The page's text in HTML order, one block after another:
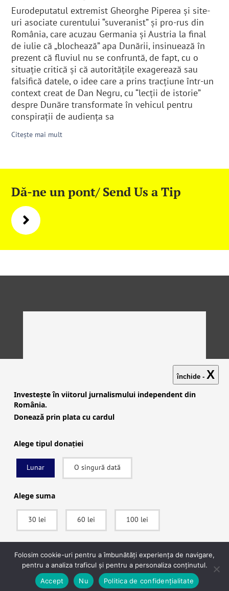
Eurodeputatul extremist Gheorghe Piperea și site-
uri asociate curentului “suveranist” și pro-rus din
România, care acuzau Germania și Austria la final
de iulie că „blochează” apa Dunării, insinuează în
prezent că fluviul nu se confruntă, de fapt, cu o
situație critică și că autoritățile exagerează sau
falsifică datele, o idee care a prins tracțiune într-un
context creat de Dan Negru, cu “lecții de istorie”
despre Dunăre transformate în vehicul pentru
conspirații de audiența sa
Citește mai mult
Dă-ne un pont/ Send Us a Tip
Investigații Știri |Explicative
facebook|instagram x (twitter)|youtube
Politica de confidențialitate|Politica de cookies
© 2022 Context.ro. Toate drepturile rezervate. WebsiteEcuson
Studio
închide - X
Investește în viitorul jurnalismului independent din
România.
Donează prin plata cu cardul
Alege tipul donației
Lunar O singură dată
Alege suma
30 lei 60 lei 100 lei
SUSȚINE
După ce vei apăsa pe Donează vei fi redirecționat către pagina securizată a
procesatorului de plăți Stripe, unde vei putea plăti în siguranță.
Folosim cookie-uri pentru a îmbunătăți experiența de navigare,
pentru a analiza traficul și pentru a personaliza conținutul.
Accept
Nu Politica de confidențialitate